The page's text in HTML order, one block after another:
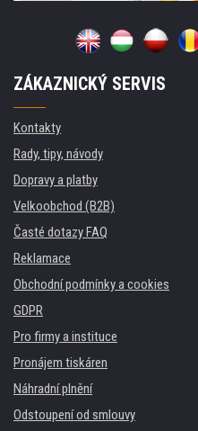
ZÁKAZNICKÝ SERVIS
Kontakty
Rady, tipy, návody
Dopravy a platby
Velkoobchod (B2B)
Časté dotazy FAQ
Reklamace
Obchodní podmínky a cookies
GDPR
Pro firmy a instituce
Pronájem tiskáren
Náhradní plnění
Odstoupení od smlouvy